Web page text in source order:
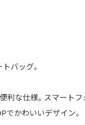
バッグ。
利な仕様。スマート
かわいいデザイン。